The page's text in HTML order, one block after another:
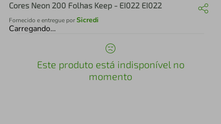
Cores Neon 200 Folhas Keep - EI022 EI022
Fornecido e entregue porSicredi
Carregando…
Este produto está indisponível no
momento